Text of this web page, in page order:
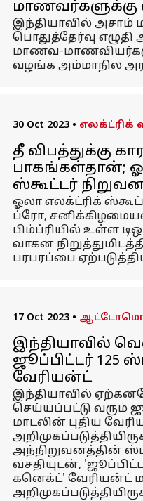
மாணவர்களுக்கு
இந்தியாவில் அசாம்
பொதுத்தேர்வு
மாணவ-
வழங்க அம்மாநில
30 Oct 2023 • எலக்ட்ரிக்
தீ விபத்துக்கு
பாகங்கள்தான்;
ஸ்கூட்டர்
ஓலா எலக்ட்ரிக்
ப்ரோ,
பிம்ப்ரியில் உள்ள
வாகன
பரபரப்பை
17 Oct 2023 •
இந்தியாவில்
ஜூப்பிட்டர் 125
வேரியன்ட்
இந்தியாவில்
செய்யப்பட்டு வரும்
மாடலின் புதிய
அந்நிறுவனத்தின்
வசதியுடன்,
கனெக்ட்' வேரியன்ட்